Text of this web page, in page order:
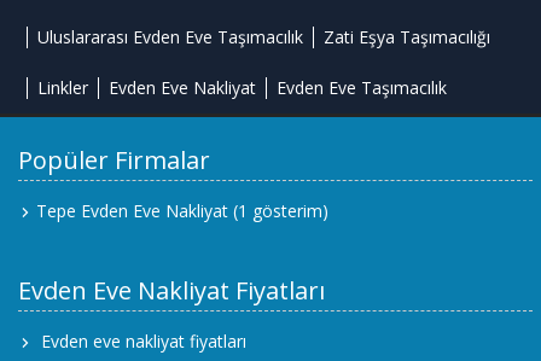
Uluslararası Evden Eve Taşımacılık Zati Eşya Taşımacılığı
Linkler Evden Eve Nakliyat Evden Eve Taşımacılık
Popüler Firmalar
Tepe Evden Eve Nakliyat (1 gösterim)
Evden Eve Nakliyat Fiyatları
Evden eve nakliyat fiyatları